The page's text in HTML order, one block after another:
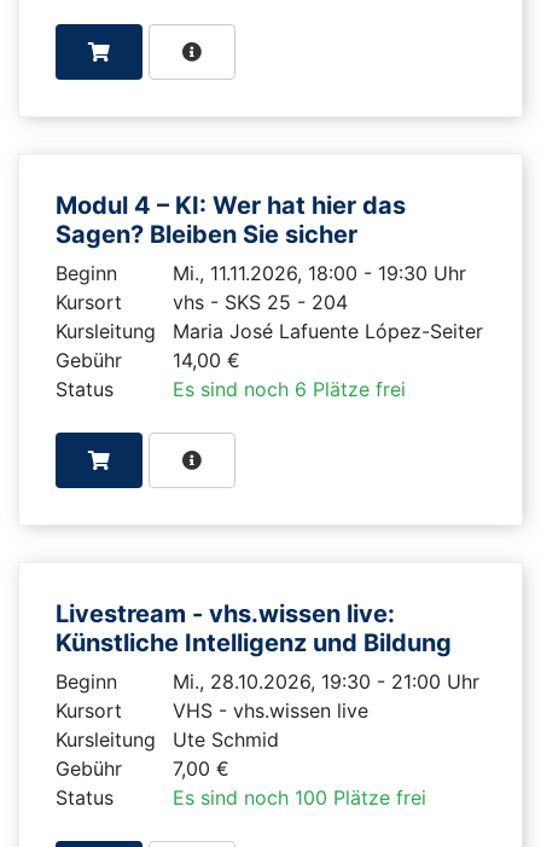
Modul 4 – KI: Wer hat hier das
Sagen? Bleiben Sie sicher
Beginn
Mi., 11.11.2026, 18:00 - 19:30 Uhr
Kursort
vhs - SKS 25 - 204
Kursleitung
Maria José Lafuente López-Seiter
Gebühr
14,00 €
Status
Es sind noch 6 Plätze frei
Livestream - vhs.wissen live:
Künstliche Intelligenz und Bildung
Beginn
Mi., 28.10.2026, 19:30 - 21:00 Uhr
Kursort
VHS - vhs.wissen live
Kursleitung
Ute Schmid
Gebühr
7,00 €
Status
Es sind noch 100 Plätze frei